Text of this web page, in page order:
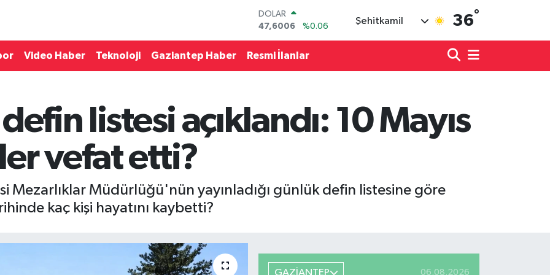
DOLAR
47,6006
%0.06
EURO
55,0250
BİST100
13.768
%48
Şehitkamil 36°
Video Haber Teknoloji Gaziantep Haber Resmi İlanlar
listesi açıklandı: 10 Mayıs
vefat etti?
Mezarlıklar Müdürlüğü'nün yayınladığı günlük defin listesine göre
kaç kişi hayatını kaybetti?
GAZİANTEP 06.08.2026